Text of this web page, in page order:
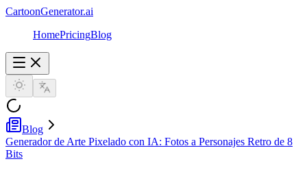
CartoonGenerator.ai
HomePricingBlog
Blog
Generador de Arte Pixelado con IA: Fotos a Personajes Retro de 8
Bits